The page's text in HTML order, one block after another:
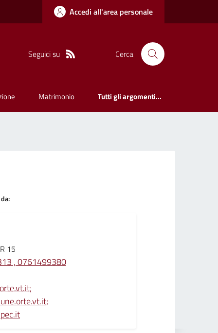
Accedi all'area personale
Seguici su Cerca
Matrimonio Tutti gli argomenti...
15
, 0761499380